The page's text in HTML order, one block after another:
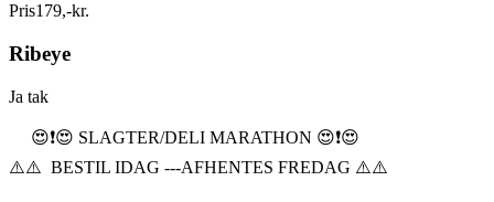
Pris179,-kr.
Ribeye
Ja tak
😍❗️😍 SLAGTER/DELI MARATHON 😍❗️😍
⚠️⚠️ BESTIL IDAG ---AFHENTES FREDAG ⚠️⚠️